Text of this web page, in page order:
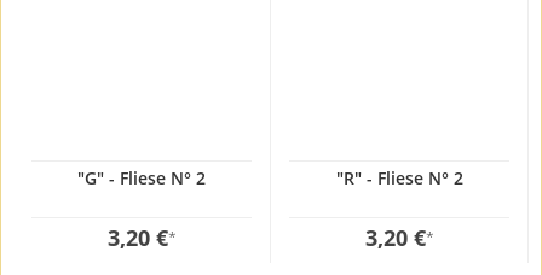
"G" - Fliese N° 2
3,20 €*
"R" - Fliese N° 2
3,20 €*